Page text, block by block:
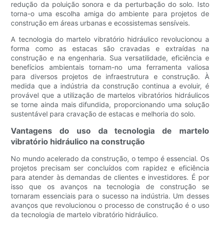
redução da poluição sonora e da perturbação do solo. Isto
torna-o uma escolha amiga do ambiente para projetos de
construção em áreas urbanas e ecossistemas sensíveis.
A tecnologia do martelo vibratório hidráulico revolucionou a
forma como as estacas são cravadas e extraídas na
construção e na engenharia. Sua versatilidade, eficiência e
benefícios ambientais tornam-no uma ferramenta valiosa
para diversos projetos de infraestrutura e construção. À
medida que a indústria da construção continua a evoluir, é
provável que a utilização de martelos vibratórios hidráulicos
se torne ainda mais difundida, proporcionando uma solução
sustentável para cravação de estacas e melhoria do solo.
Vantagens do uso da tecnologia de martelo
vibratório hidráulico na construção
No mundo acelerado da construção, o tempo é essencial. Os
projetos precisam ser concluídos com rapidez e eficiência
para atender às demandas de clientes e investidores. É por
isso que os avanços na tecnologia de construção se
tornaram essenciais para o sucesso na indústria. Um desses
avanços que revolucionou o processo de construção é o uso
da tecnologia de martelo vibratório hidráulico.